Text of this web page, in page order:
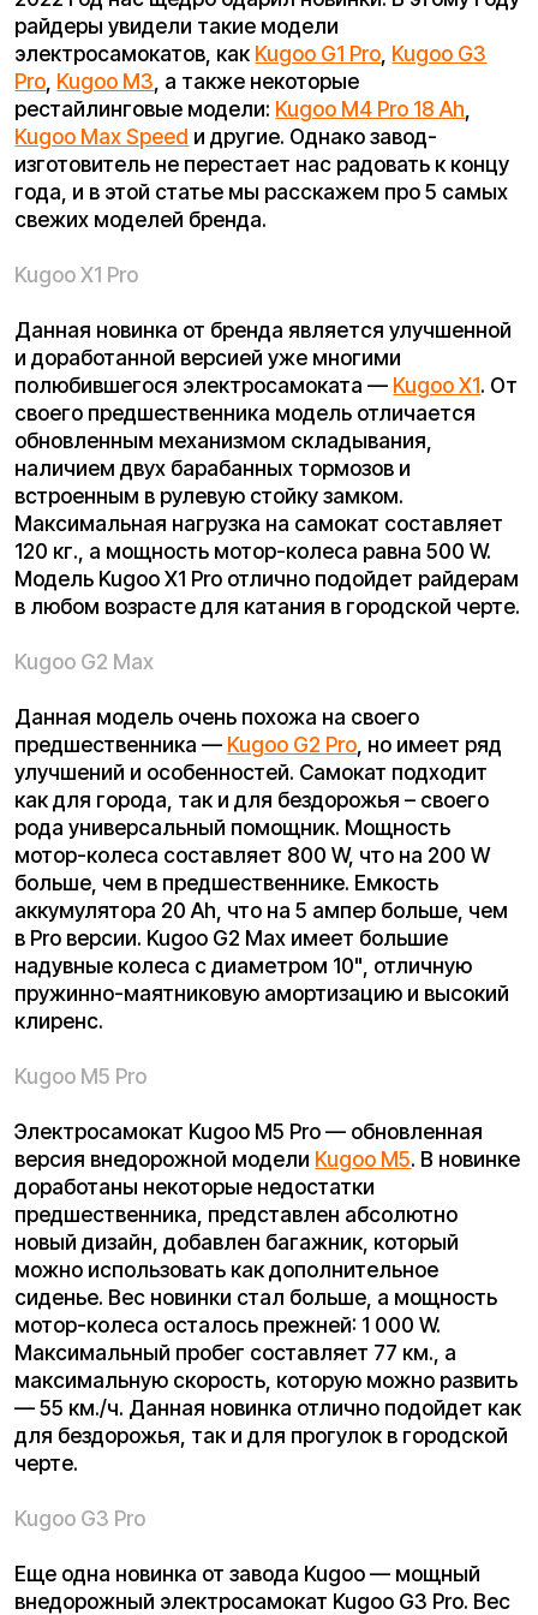
Kugoo X1 Pro
Данная новинка от бренда является улучшенной
и доработанной версией уже многими
полюбившегося электросамоката — Kugoo X1. От
своего предшественника модель отличается
обновленным механизмом складывания,
наличием двух барабанных тормозов и
встроенным в рулевую стойку замком.
Максимальная нагрузка на самокат составляет
120 кг., а мощность мотор-колеса равна 500 W.
в любом возрасте для катания в городской черте.
Kugoo G2 Max
Данная модель очень похожа на своего
предшественника — Kugoo G2 Pro, но имеет ряд
улучшений и особенностей. Самокат подходит
как для города, так и для бездорожья – своего
рода универсальный помощник. Мощность
мотор-колеса составляет 800 W, что на 200 W
больше, чем в предшественнике. Емкость
аккумулятора 20 Ah, что на 5 ампер больше, чем
в Pro версии. Kugoo G2 Max имеет большие
надувные колеса с диаметром 10", отличную
пружинно-маятниковую амортизацию и высокий
клиренс.
Kugoo M5 Pro
версия внедорожной моделиKugoo M5. В новинке
доработаны некоторые недостатки
предшественника, представлен абсолютно
новый дизайн, добавлен багажник, который
можно использовать как дополнительное
сиденье. Вес новинки стал больше, а мощность
мотор-колеса осталось прежней: 1 000 W.
Максимальный пробег составляет 77 км., а
максимальную скорость, которую можно развить
— 55 км./ч. Данная новинка отлично подойдет как
для бездорожья, так и для прогулок в городской
черте.
Kugoo G3 Pro
внедорожный электросамокат Kugoo G3 Pro. Вес
аккумулятора — 20 Ah. На данном
электросамокате можно проехать расстояние до
65 км. и разогнаться до 70 км./ч. Данная новинка
может составить сильную конкуренцию уже
давно полюбившемуся многими райдерами
самокату
Kugoo G1 . Две эти модели очень схожи
по характеристикам и комфорту передвижения.
Kugoo G3 Pro отлично подойдет как для
экстремальных покатушек за городом, так и для
плавного передвижения в городской черте.
Kugoo G4 Pro
Самый тяжелый, самый мощный, самый
большой — все это описывает новинкуKugoo G4
Pro
. Данный электросамокат превзошел все
ожидания и обескуражил своими
составляет целых 57 кг., а максимальная
ампер, а максимальная скорость — 80 км./ч.
Kugoo G4 Pro обладает двумя мотор-колесами,
каждое из которых имеет мощность 1 850 W. У